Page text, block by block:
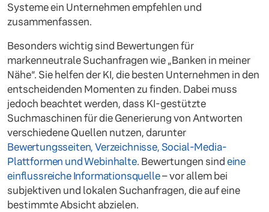
Systeme ein Unternehmen empfehlen und
zusammenfassen.
Besonders wichtig sind Bewertungen für
markenneutrale Suchanfragen wie „Banken in meiner
Nähe“. Sie helfen der KI, die besten Unternehmen in den
entscheidenden Momenten zu finden. Dabei muss
jedoch beachtet werden, dass KI-gestützte
Suchmaschinen für die Generierung von Antworten
verschiedene Quellen nutzen, darunter
Bewertungsseiten, Verzeichnisse, Social-Media-
Plattformen und Webinhalte. Bewertungen sind eine
einflussreiche Informationsquelle– vor allem bei
subjektiven und lokalen Suchanfragen, die auf eine
bestimmte Absicht abzielen.